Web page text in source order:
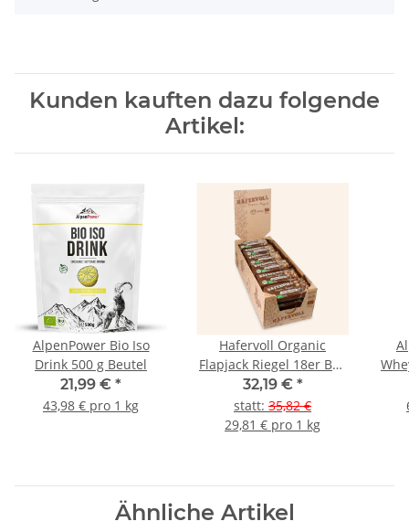
Kunden kauften dazu folgende
Artikel:
AlpenPower Bio Iso
Drink 500 g Beutel
21,99 € *
43,98 € pro 1 kg
Hafervoll Organic
Flapjack Riegel 18er Box
gemischt
32,19 € *
statt: 35,82 €
29,81 € pro 1 kg
Ähnliche Artikel